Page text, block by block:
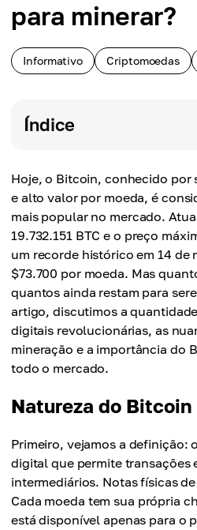
para minerar?
Informativo Criptomoedas
Índice
Hoje, o Bitcoin, conhecido por
e alto valor por moeda, é
mais popular no mercado.
19.732.151 BTC e o preço
um recorde histórico em 14 de
$73.700 por moeda. Mas
quantos ainda restam para
artigo, discutimos a
digitais revolucionárias, as
mineração e a importância do
todo o mercado.
Natureza do Bitcoin
Primeiro, vejamos a definição:
digital que permite transações
intermediários. Notas físicas
Cada moeda tem sua própria
está disponível apenas para o